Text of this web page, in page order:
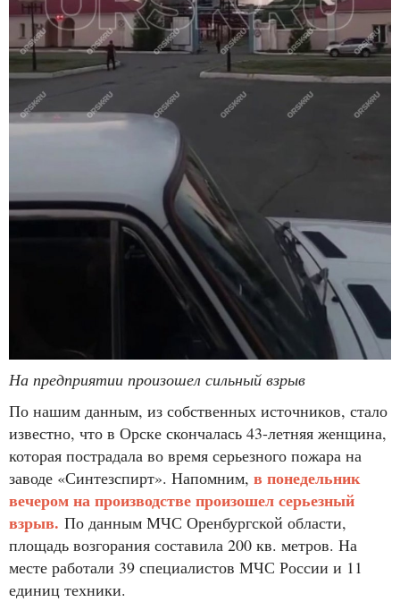
На предприятии произошел сильный взрыв
По нашим данным, из собственных источников, стало
известно, что в Орске скончалась 43-летняя женщина,
которая пострадала во время серьезного пожара на
заводе «Синтезспирт». Напомним, в понедельник
вечером на производстве произошел серьезный
взрыв. По данным МЧС Оренбургской области,
площадь возгорания составила 200 кв. метров. На
месте работали 39 специалистов МЧС России и 11
единиц техники.